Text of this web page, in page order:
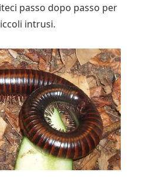
passo dopo passo per
intrusi.